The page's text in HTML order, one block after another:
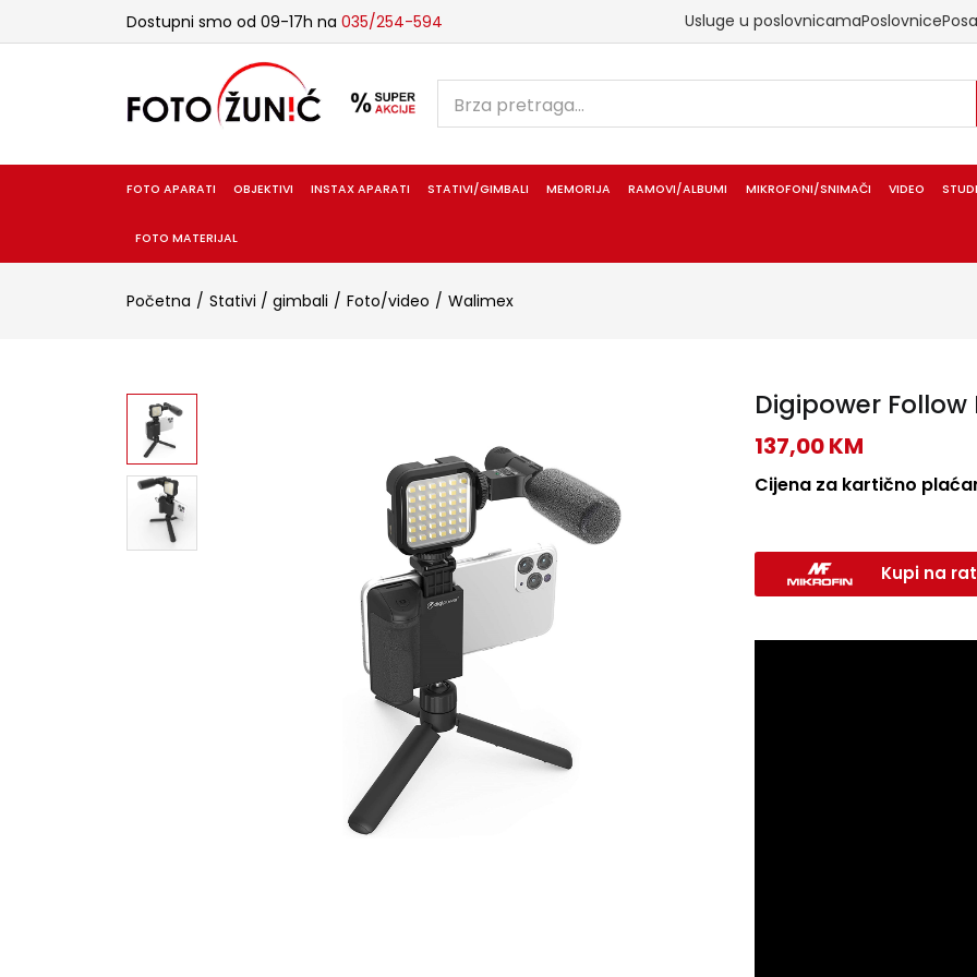
Dostupni smo od 09-17h na 035/254-594 Usluge u poslovnicamaPoslovnice
FOTO APARATI OBJEKTIVI INSTAX APARATI STATIVI/GIMBALI MEMORIJA RAMOVI/ALBUMI MIKROFONI/SNIMAČI VIDEO
FOTO MATERIJAL
Početna Stativi / gimbali Foto/video Walimex
Digipower
137,00KM
Cijena za kartično
Kupi na